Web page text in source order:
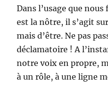
Dans l’usage que
est la nôtre, il s’agit
mais d’être. Ne pas
déclamatoire ! A
notre voix en propre,
à un rôle, à une ligne